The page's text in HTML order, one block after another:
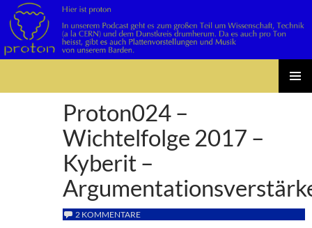
Proton024 –
Wichtelfolge 2017 –
Kyberit –
2 KOMMENTARE